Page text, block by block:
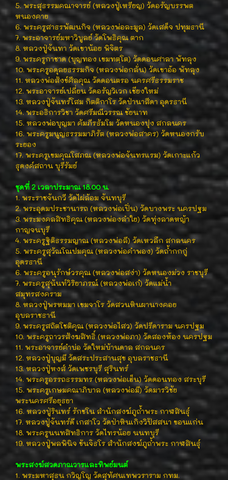
5. พระสุธรรมคณาจารย์ (หลวงปู่เหรียญ) วัดอรัญบรรพต
หนองคาย
6. พระครูสาธรพัฒนกิจ (หลวงพ่อละมูล) วัดเสด็จ ปทุมธานี
7. พระอาจารย์มหาวิบูลย์ วัดโพธิคุณ ตาก
8. หลวงปู่จันทา วัดเขาน้อย พิจิตร
9. พระครูกาชาด (บุญทอง เขมทตฺโต) วัดดอนศาลา พัทลุง
10. พระครูอดุลยธรรมกิจ (หลวงพ่อกลั่น) วัดเขาอ้อ พัทลุง
11. หลวงพ่อสังข์ศีลคุณ วัดดอนตรอ นครศรีธรรมราช
12. พระอาจารย์เปลี่ยน วัดอรัญวิเวก เชียงใหม่
13. หลวงปู่จันทร์โสม กิตติกาโร วัดป่านาสีดา อุดรธานี
14. พระอธิการวิชา วัดศรีมณีวรรณ ชัยนาท
15. หลวงพ่อบุญมา คัมภีรธัมโม วัดหนองปุง สกลนคร
16. พระครูมนูญธรรมมาภิรัต (หลวงพ่อสาคร) วัดหนองกรับ
ระยอง
17. พระครูเขมคุณโสภณ (หลวงพ่อจันทรแรม) วัดเกาะแก้ว
ธุดงค์สถาน บุรีรัมย์
ชุดที่ 2 เวลาประมาณ 18.00 น.
1. พระราชจันกวี วัดไผ่ล้อม จันทบุรี
2. พระอุดมประชานารถ (หลวงพ่อเปิ่น) วัดบางพระ นครปฐม
3. พระมงคลสิทธิคุณ (หลวงพ่องลำใย) วัดทุ่งลาดหญ้า
กาญจนบุรี
4. พระครูฐิติธรรมญาณ (หลวงพ่อลี) วัดเหวลึก สกลนคร
5. พระครูสุวัณโณปมคุณ (หลวงพ่อคำพอง) วัดถ้ำกกกู่
อุดรธานี
6. พระครูอนุรักษ์วรคุณ (หลวงพ่อสง่า) วัดหนองม่วง ราชบุรี
7. พระครูสุนันท์วิริยาภรณ์ (หลวงพ่อเก๋) วัดแม่น้ำ
สมุทรสงคราม
8. หลวงปู่พรหมมา เขมจาโร วัดสวนหินผานางคอย
อุบลราชธานี
9. พระครูสถิตโชติคุณ (หลวงพ่อไสว) วัดปรีดาราม นครปฐม
10. พระครูถาวรสังฆสิทธิ์ (หลวงพ่อภา) วัดสองห้อง นครปฐม
11. พระอาจารย์คำบ่อ วัดใหม่บ้านดาล สกลนคร
12. หลวงปู่บุญมี วัดสระประสานสุข อุบลราชธานี
13. หลวงปู่หงส์ วัดเพชรบุรี สุรินทร์
14. พระครูอรรถธรรมทร (หลวงพ่อเฮ็น) วัดดอนทอง สระบุรี
15. พระครูเกษมคณาภิบาล (หลวงพ่อมี) วัดมารวิชัย
พระนครศรีอยุธยา
16. หลวงปู่รินทร์ รักชโน สำนักสงฆ์ภูถ้ำพระ กาฬสินธุ์
17. หลวงปู่จันทร์ดี เกสาโว วัดป่าหินเกิงวิปัสสนา ขอนแก่น
18. พระครูนนทสิทธิการ วัดไทรน้อย นนทบุรี
19. หลวงปู่พลพินิจ ขันจิธโร สำนักสงฆ์ภูถ้ำพระ กาฬสินธุ์
พระสงฆ์สวดภาณวารและทิพย์มนต์
1. พระมหาสุธน กวิญโญ วัดสุทัศนเทพวราราม กทม.